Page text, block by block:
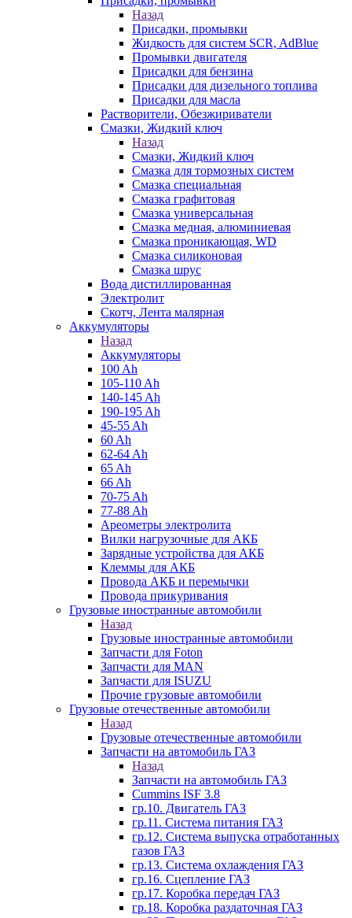
Назад
Присадки, промывки
Жидкость для систем SCR, AdBlue
Промывки двигателя
Присадки для бензина
Присадки для дизельного топлива
Присадки для масла
Растворители, Обезжириватели
Смазки, Жидкий ключ
Назад
Смазки, Жидкий ключ
Смазка для тормозных систем
Смазка специальная
Смазка графитовая
Смазка универсальная
Смазка медная, алюминиевая
Смазка проникающая, WD
Смазка силиконовая
Смазка шрус
Вода дистиллированная
Электролит
Скотч, Лента малярная
Аккумуляторы
Назад
Аккумуляторы
100 Ah
105-110 Ah
140-145 Ah
190-195 Ah
45-55 Ah
60 Ah
62-64 Ah
65 Ah
66 Ah
70-75 Ah
77-88 Ah
Ареометры электролита
Вилки нагрузочные для АКБ
Зарядные устройства для АКБ
Клеммы для АКБ
Провода АКБ и перемычки
Провода прикуривания
Грузовые иностранные автомобили
Назад
Грузовые иностранные автомобили
Запчасти для Foton
Запчасти для MAN
Запчасти для ISUZU
Прочие грузовые автомобили
Грузовые отечественные автомобили
Назад
Грузовые отечественные автомобили
Запчасти на автомобиль ГАЗ
Назад
Запчасти на автомобиль ГАЗ
Cummins ISF 3.8
гр.10. Двигатель ГАЗ
гр.11. Система питания ГАЗ
гр.12. Система выпуска отработанных
газов ГАЗ
гр.13. Система охлаждения ГАЗ
гр.16. Сцепление ГАЗ
гр.17. Коробка передач ГАЗ
гр.18. Коробка раздаточная ГАЗ